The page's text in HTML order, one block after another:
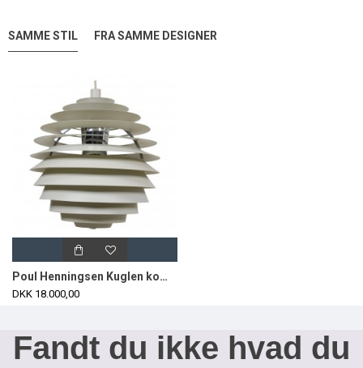
SAMME STIL FRA SAMME DESIGNER
Poul Henningsen Kuglen komplet Ø60 cm
DKK 18.000,00
Fandt du ikke hvad du